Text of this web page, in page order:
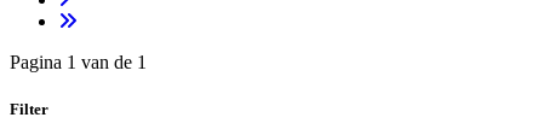
Pagina 1 van de 1
Filter